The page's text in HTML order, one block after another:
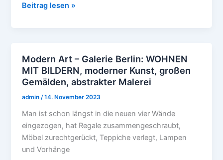
Beitrag lesen »
Modern Art – Galerie Berlin: WOHNEN
MIT BILDERN, moderner Kunst, großen
Gemälden, abstrakter Malerei
admin/14. November 2023
Man ist schon längst in die neuen vier Wände
eingezogen, hat Regale zusammengeschraubt,
Möbel zurechtgerückt, Teppiche verlegt, Lampen
und Vorhänge
Modern
Art
–
Galerie
WOHNEN
MIT
BILDERN,
moderner